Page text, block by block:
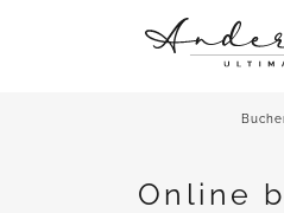
SCHICK
ROOFTOP
Online